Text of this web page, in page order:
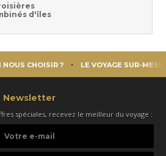
d'îles
NOUS CHOISIR ? LE VOYAGE SUR-
Newsletter
spéciales, recevez le meilleur du voyage :